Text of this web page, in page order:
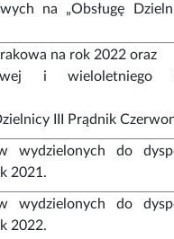
na „Obsługę
na rok 2022 oraz
i wieloletniego
III Prądnik
wydzielonych do
2021.
wydzielonych do
2022.